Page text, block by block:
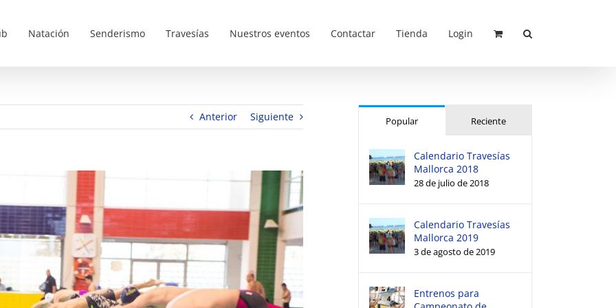
Natación Senderismo Travesías Nuestros eventos Contactar Tienda Login
Anterior Siguiente Popular Reciente
Calendario Travesías
Mallorca 2018
28 de julio de 2018
Calendario Travesías
Mallorca 2019
3 de agosto de 2019
Entrenos para